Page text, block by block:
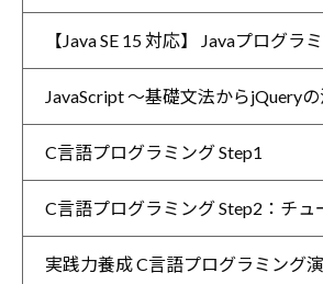
【Java SE 15 対応】 Javaプログ
JavaScript ～基礎文法からjQuery
C言語プログラミング Step1
C言語プログラミング Step2：チュ
実践力養成 C言語プログラミング